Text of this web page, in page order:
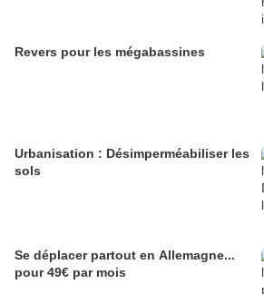
Revers pour les mégabassines
Urbanisation : Désimperméabiliser les
sols
Se déplacer partout en Allemagne...
pour 49€ par mois